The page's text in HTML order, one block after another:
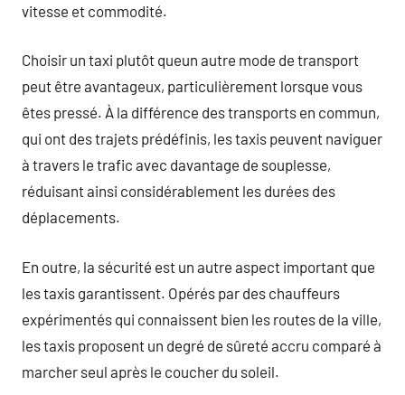
vitesse et commodité.
Choisir un taxi plutôt queun autre mode de transport
peut être avantageux, particulièrement lorsque vous
êtes pressé. À la différence des transports en commun,
qui ont des trajets prédéfinis, les taxis peuvent naviguer
à travers le trafic avec davantage de souplesse,
réduisant ainsi considérablement les durées des
déplacements.
En outre, la sécurité est un autre aspect important que
les taxis garantissent. Opérés par des chauffeurs
expérimentés qui connaissent bien les routes de la ville,
les taxis proposent un degré de sûreté accru comparé à
marcher seul après le coucher du soleil.